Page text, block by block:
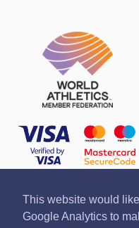
This website would
Google Analytics to
Ziņo par pārkāpumu